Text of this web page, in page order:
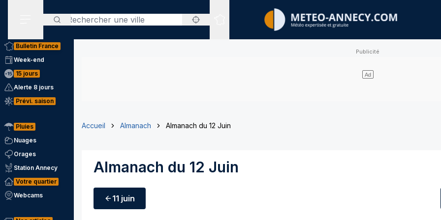
Rechercher
Sites expertisés
Bulletin France
Week-end
15 jours
Alerte 8 jours
Prévi. saison
Pluies
Nuages
Orages
Station Annecy
Votre quartier
Webcams
Accueil Almanach Almanach du 12 Juin
Almanach du 12 Juin
11 juin